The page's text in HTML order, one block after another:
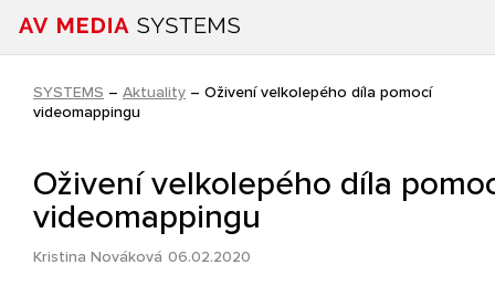
SYSTEMS – Aktuality – Oživení velkolepého díla pomocí
videomappingu
Oživení velkolepého díla
videomappingu
Kristina Nováková 06.02.2020